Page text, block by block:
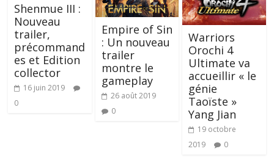
Shenmue III :
Nouveau
trailer,
précommand
es et Edition
collector
16 juin 2019
0
Empire of Sin
: Un nouveau
trailer
montre le
gameplay
26 août 2019
0
Warriors
Orochi 4
Ultimate va
accueillir « le
génie
Taoïste »
Yang Jian
19 octobre
2019
0